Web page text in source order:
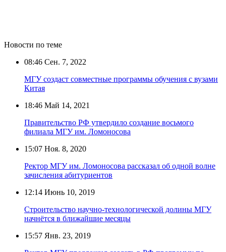
Новости по теме
08:46 Сен. 7, 2022
МГУ создаст совместные программы обучения с вузами
Китая
18:46 Май 14, 2021
Правительство РФ утвердило создание восьмого
филиала МГУ им. Ломоносова
15:07 Ноя. 8, 2020
Ректор МГУ им. Ломоносова рассказал об одной волне
зачисления абитуриентов
12:14 Июнь 10, 2019
Строительство научно-технологической долины МГУ
начнётся в ближайшие месяцы
15:57 Янв. 23, 2019